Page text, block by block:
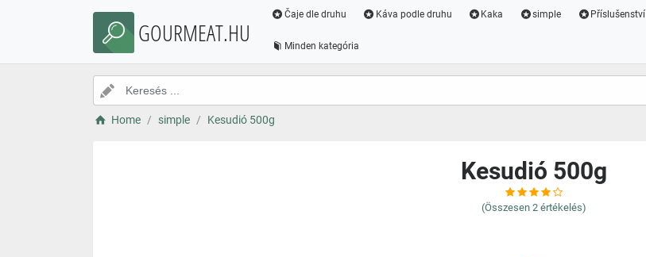
GOURMEAT.HU
Čaje dle druhu Káva podle druhu Kaka simple Příslušenství
Minden kategória
Home simple Kesudió 500g
Kesudió 500g
(Összesen 2 értékelés)